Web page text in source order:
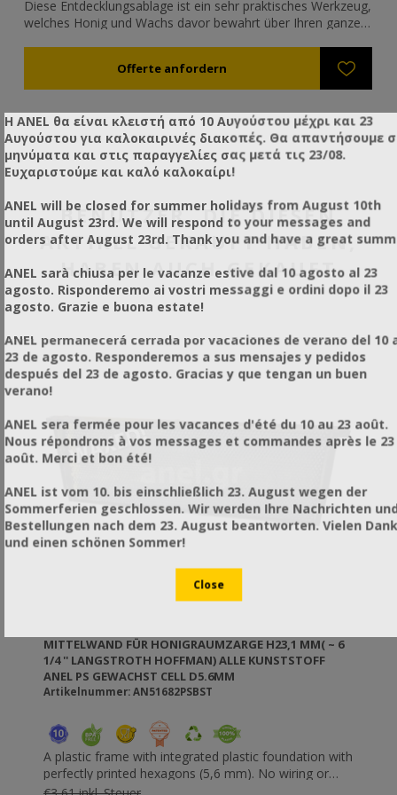
Diese Entdecklungsablage ist ein sehr praktisches Werkzeug,
welches Honig und Wachs davor bewahrt über Ihren ganzen
Rahmenhalter der Ablage. Der Vorteil dieser Ablage ist, dass
sie einfach auseinander genommen werden kann und dass
Plastikablage dienen kann. Sie hat einen perforierten Einsatz
aus rostfreiem Stahl um Zellendeckel zu sieben. Für 1
Person und den Amateurgebrauch.
BENUTZER, DIE DIESEN
ARTIKEL GEKAUFT HABEN,
HABEN AUCH GEKAUFT
MITTELWAND FÜR HONIGRAUMZARGE H23,1 MM( ~ 6
1/4 '' LANGSTROTH HOFFMAN) ALLE KUNSTSTOFF
ANEL PS GEWACHST CELL D5.6MM
Artikelnummer: AN51682PSBST
A plastic frame with integrated plastic foundation with
perfectly printed hexagons (5,6 mm). No wiring or
riveting necessary. Resistant to wax moths. It does
Η ANEL θα είναι κλειστή από 10 Αυγούστου μέχρι και 23
Αυγούστου για καλοκαιρινές διακοπές. Θα απαντήσουμε
μηνύματα και στις παραγγελίες σας μετά τις 23/08.
Ευχαριστούμε και καλό καλοκαίρι!
ANEL will be closed for summer holidays from August 10th
until August 23rd. We will respond to your messages and
orders after August 23rd. Thank you and have a great
ANEL sarà chiusa per le vacanze estive dal 10 agosto al 23
agosto. Risponderemo ai vostri messaggi e ordini dopo il 23
agosto. Grazie e buona estate!
ANEL permanecerá cerrada por vacaciones de verano del 10
23 de agosto. Responderemos a sus mensajes y pedidos
después del 23 de agosto. Gracias y que tengan un buen
verano!
ANEL sera fermée pour les vacances d'été du 10 au 23 août.
Nous répondrons à vos messages et commandes après le 23
août. Merci et bon été!
ANEL ist vom 10. bis einschließlich 23. August wegen der
Sommerferien geschlossen. Wir werden Ihre Nachrichten
Bestellungen nach dem 23. August beantworten. Vielen Dank
und einen schönen Sommer!